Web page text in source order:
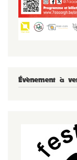
Évènement à